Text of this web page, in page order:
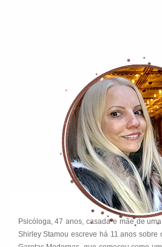
Psicóloga, 47 anos, casada e mãe de
Shirley Stamou escreve há 11 anos